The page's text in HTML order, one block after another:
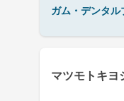
ガム・デンタ
マツモトキ